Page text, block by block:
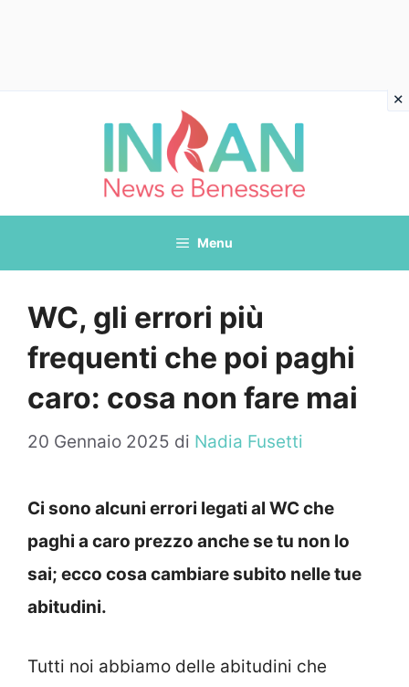
Menu
WC, gli errori più
frequenti che poi paghi
caro: cosa non fare mai
20 Gennaio 2025 di Nadia Fusetti
Ci sono alcuni errori legati al WC che
paghi a caro prezzo anche se tu non lo
sai; ecco cosa cambiare subito nelle tue
abitudini.
Tutti noi abbiamo delle abitudini che